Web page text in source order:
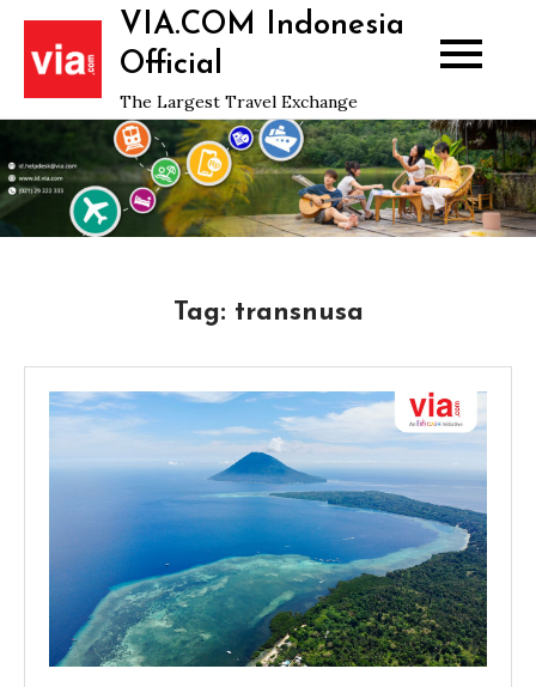
Skip
content
VIA.COM Indonesia
Official
The Largest Travel Exchange
Tag: transnusa